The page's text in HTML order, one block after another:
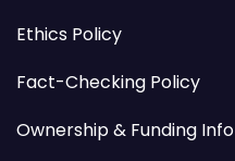
Ethics Policy
Fact-Checking Policy
Ownership & Funding Info